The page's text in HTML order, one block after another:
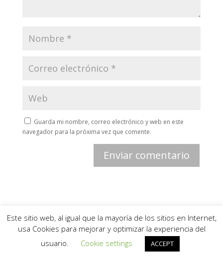
Guarda mi nombre, correo electrónico y web en este
navegador para la próxima vez que comente.
Este sitio web, al igual que la mayoría de los sitios en Internet,
usa Cookies para mejorar y optimizar la experiencia del
usuario.
Cookie settings ACCEPT